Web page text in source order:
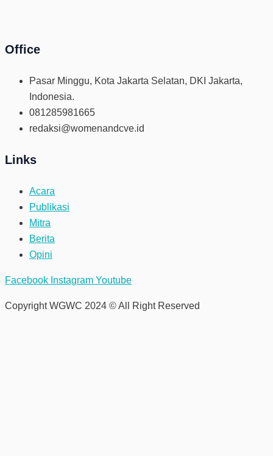
Office
Pasar Minggu, Kota Jakarta Selatan, DKI Jakarta,
Indonesia.
081285981665
redaksi@womenandcve.id
Links
Acara
Publikasi
Mitra
Berita
Opini
Facebook Instagram Youtube
Copyright WGWC 2024 © All Right Reserved